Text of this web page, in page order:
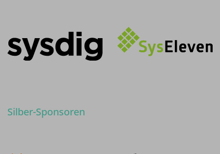
Silber-Sponsoren